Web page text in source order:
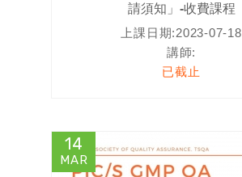
請須知」-收費課程
上課日期:2023-07-18
講師:
已截止
14
MAR